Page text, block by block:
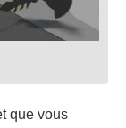
que vous